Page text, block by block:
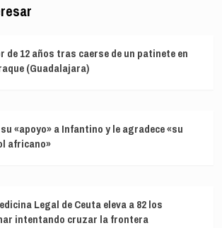
de 12 años tras caerse de un patinete en
(Guadalajara)
«apoyo» a Infantino y le agradece «su
africano»
Legal de Ceuta eleva a 82 los
intentando cruzar la frontera